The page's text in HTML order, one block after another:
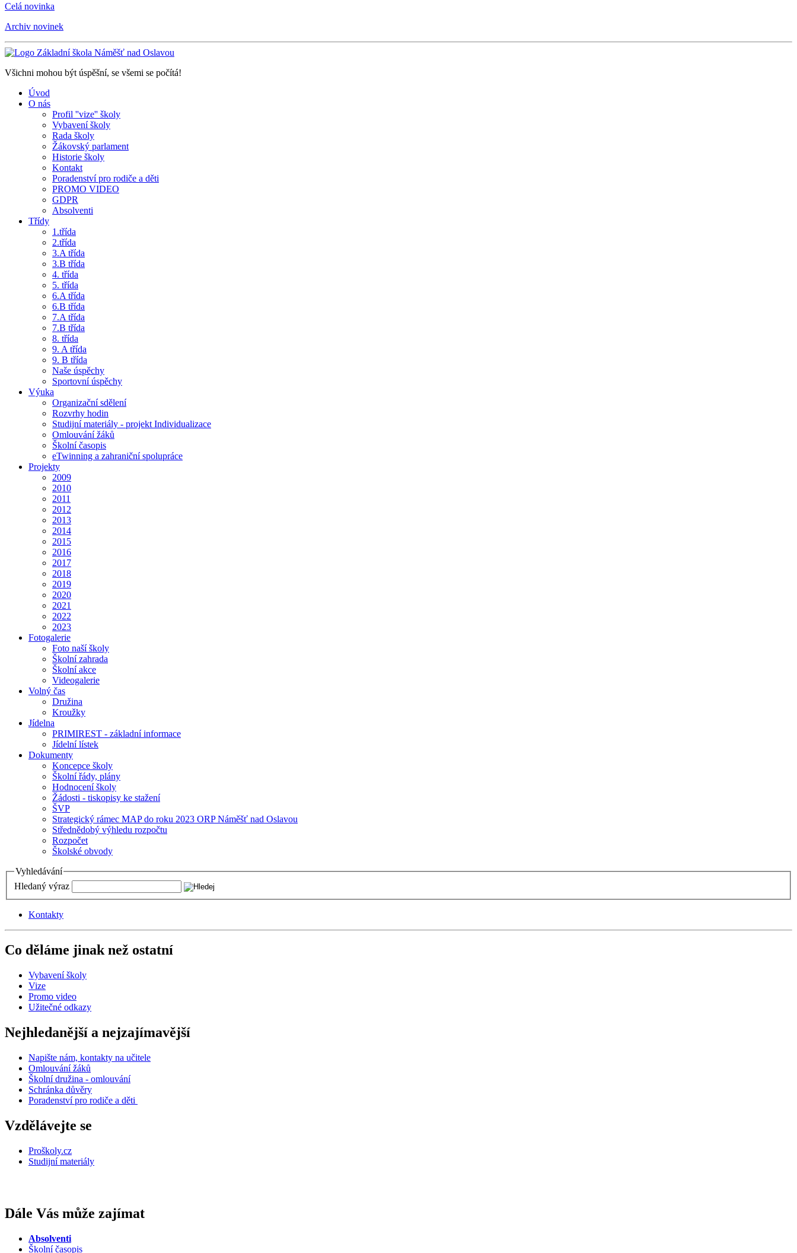
Celá novinka
Archiv novinek
Všichni mohou být úspěšní, se všemi se počítá!
Úvod
O nás
Profil ''vize'' školy
Vybavení školy
Rada školy
Žákovský parlament
Historie školy
Kontakt
Poradenství pro rodiče a děti
PROMO VIDEO
GDPR
Absolventi
Třídy
1.třída
2.třída
3.A třída
3.B třída
4. třída
5. třída
6.A třída
6.B třída
7.A třída
7.B třída
8. třída
9. A třída
9. B třída
Naše úspěchy
Sportovní úspěchy
Výuka
Organizační sdělení
Rozvrhy hodin
Studijní materiály - projekt Individualizace
Omlouvání žáků
Školní časopis
eTwinning a zahraniční spolupráce
Projekty
2009
2010
2011
2012
2013
2014
2015
2016
2017
2018
2019
2020
2021
2022
2023
Fotogalerie
Foto naší školy
Školní zahrada
Školní akce
Videogalerie
Volný čas
Družina
Kroužky
Jídelna
PRIMIREST - základní informace
Jídelní lístek
Dokumenty
Koncepce školy
Školní řády, plány
Hodnocení školy
Žádosti - tiskopisy ke stažení
ŠVP
Strategický rámec MAP do roku 2023 ORP Náměšť nad Oslavou
Střednědobý výhledu rozpočtu
Rozpočet
Školské obvody
Vyhledávání
Hledaný výraz
Kontakty
Co děláme jinak než ostatní
Vybavení školy
Vize
Promo video
Užitečné odkazy
Nejhledanější a nejzajímavější
Napište nám, kontakty na učitele
Omlouvání žáků
Školní družina - omlouvání
Schránka důvěry
Poradenství pro rodiče a děti
Vzdělávejte se
Proškoly.cz
Studijní materiály
Dále Vás může zajímat
Absolventi
Školní časopis